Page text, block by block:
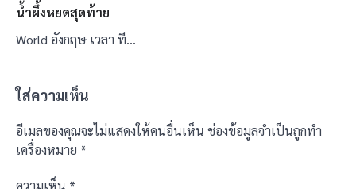
น้ำผึ้งหยดสุดท้าย
World อังกฤษ เวลา ที…
ใส่ความเห็น
อีเมลของคุณจะไม่แสดงให้คนอื่นเห็น ช่องข้อมูลจำเป็นถูกทำ
เครื่องหมาย *
ความเห็น *